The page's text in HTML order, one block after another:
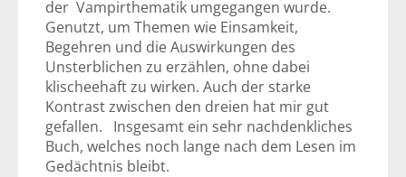
der Vampirthematik umgegangen wurde.
Genutzt, um Themen wie Einsamkeit,
Begehren und die Auswirkungen des
Unsterblichen zu erzählen, ohne dabei
klischeehaft zu wirken. Auch der starke
Kontrast zwischen den dreien hat mir gut
gefallen. Insgesamt ein sehr nachdenkliches
Buch, welches noch lange nach dem Lesen im
Gedächtnis bleibt.